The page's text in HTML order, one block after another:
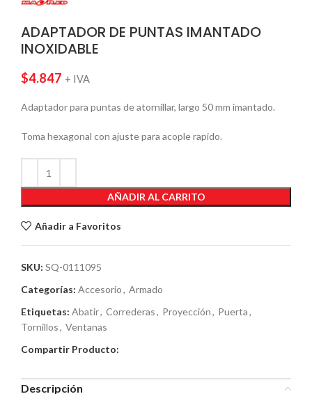
ADAPTADOR DE PUNTAS IMANTADO
INOXIDABLE
$4.847 + IVA
Adaptador para puntas de atornillar, largo 50 mm imantado.
Toma hexagonal con ajuste para acople rapido.
AÑADIR AL CARRITO
Añadir a Favoritos
SKU: SQ-0111095
Categorías: Accesorio, Armado
Etiquetas: Abatir, Correderas, Proyección, Puerta,
Tornillos, Ventanas
Compartir Producto:
Descripción